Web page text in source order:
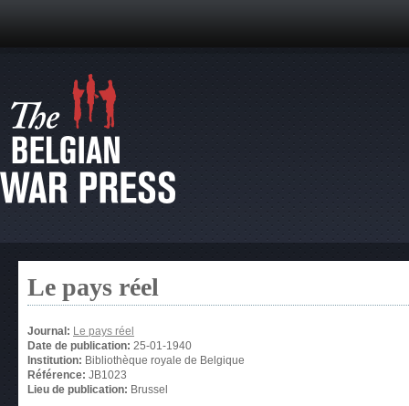
Le pays réel
Journal: Le pays réel
Date de publication: 25-01-1940
Institution: Bibliothèque royale de Belgique
Référence: JB1023
Lieu de publication: Brussel